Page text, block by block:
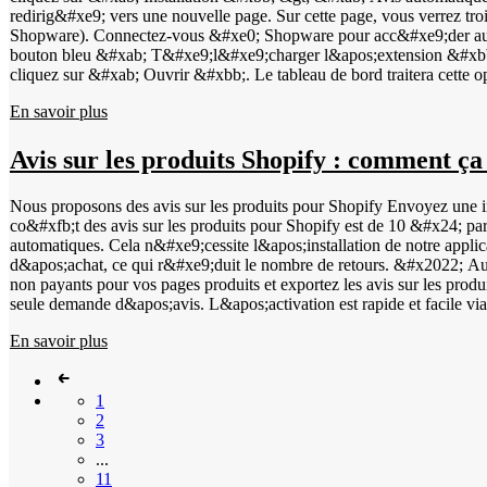
notre part afin d'utiliser les avis pour Google Shopping.
redirig&#xe9; vers une nouvelle page. Sur cette page, vous verrez
Shopware). Connectez-vous &#xe0; Shopware pour acc&#xe9;der
bouton bleu &#xab; T&#xe9;l&#xe9;charger l&apos;extension
cliquez sur &#xab; Ouvrir &#xbb;. Le tableau de bord traitera cette
activez le plug-in en cliquant sur le curseur &#xe0; c&#xf4;t&#xe9;
dans votre tableau de bord WebwinkelKeur sous &#xab;
l&apos;option &#xab; Int&#xe9;gration Javascript &#xbb; pour
l&apos;invitation. Choisissez une valeur qui correspond &#xe0;
souhait&#xe9;. Si vous choisissez &#xab; Langue du client &#xbb;, la langue du client sera
enti&#xe8;rement install&#xe9; dans votre boutique en ligne
commande.
En savoir plus
Avis sur les produits Shopify : comment
Nous proposons des avis sur les produits pour Shopify Envoyez
co&#xfb;t des avis sur les produits pour Shopify est de 10 &#x24;
automatiques. Cela n&#xe9;cessite l&apos;installation de notre
d&apos;achat, ce qui r&#xe9;duit le nombre de retours. &#x2022;
non payants pour vos pages produits et exportez les avis sur les
seule demande d&apos;avis. L&apos;activation est rapide et facile via votre tableau de bord. Acc&#xe9;dez &#xe0; &#xab; Avis &#xbb; et passez &#xe0; &#xab; Avis sur les produits &#xbb;. Cliquez ensuite sur
application Shopify. Vous pouvez y cocher la case &#xab; Avis sur
recevront une invitation &#xe0; &#xe9;valuer votre boutique en
produits. Pour v&#xe9;rifier que tout est correctement
bord WWK &gt; Invitations. Les invitations envoy&#xe9;es avec la
pouvez d&#xe9;couvrir comment afficher les avis sur les produits
les &#xe9;toiles jaunes dans les r&#xe9;sultats de recherche
autres. En attribuant &#xe0; chaque produit un code GTIN unique,
En savoir plus
1
2
3
...
11